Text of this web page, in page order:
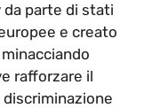
da parte di stati
e creato
rafforzare il